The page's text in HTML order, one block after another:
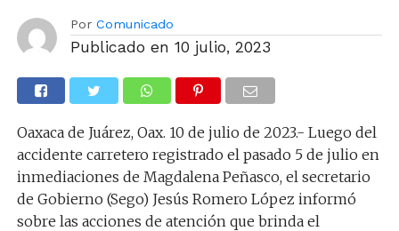
Por Comunicado
Publicado en 10 julio, 2023
Oaxaca de Juárez, Oax. 10 de julio de 2023.- Luego del
accidente carretero registrado el pasado 5 de julio en
inmediaciones de Magdalena Peñasco, el secretario
de Gobierno (Sego) Jesús Romero López informó
sobre las acciones de atención que brinda el